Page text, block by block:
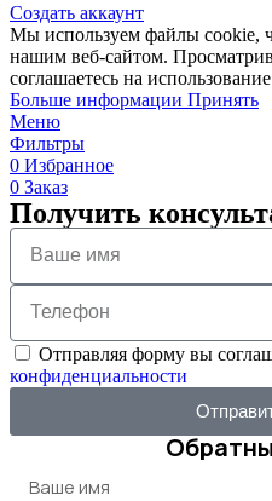
Создать аккаунт
Мы используем файлы cookie,
нашим веб-сайтом.
соглашаетесь на
Больше информации Принять
Меню
Фильтры
0 Избранное
0 Заказ
Получить
Отправляя форму вы
конфиденциальности